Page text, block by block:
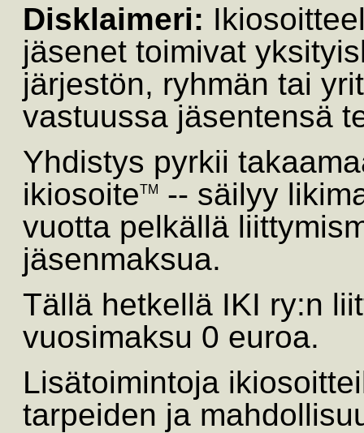
Disklaimeri:
jäsenet toimivat
järjestön, ryhmän tai
vastuussa jäsentensä
Yhdistys pyrkii
ikiosoiteTM
-- säilyy
vuotta pelkällä
jäsenmaksua.
Tällä hetkellä IKI ry:n
vuosimaksu 0 euroa.
Lisätoimintoja
tarpeiden ja